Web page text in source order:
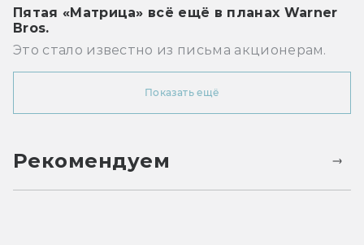
Пятая «Матрица» всё ещё в планах Warner
Bros.
Это стало известно из письма акционерам.
Показать ещё
Рекомендуем